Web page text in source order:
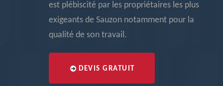
est plébiscité par les propriétaires les plus
exigeants de Sauzon notamment pour la
qualité de son travail.
DEVIS GRATUIT